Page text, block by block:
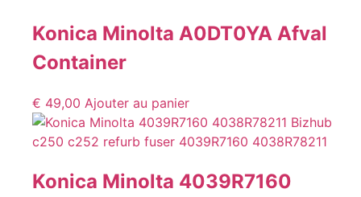
Konica Minolta A0DT0YA Afval
Container
€ 49,00 Ajouter au panier
Konica Minolta 4039R7160